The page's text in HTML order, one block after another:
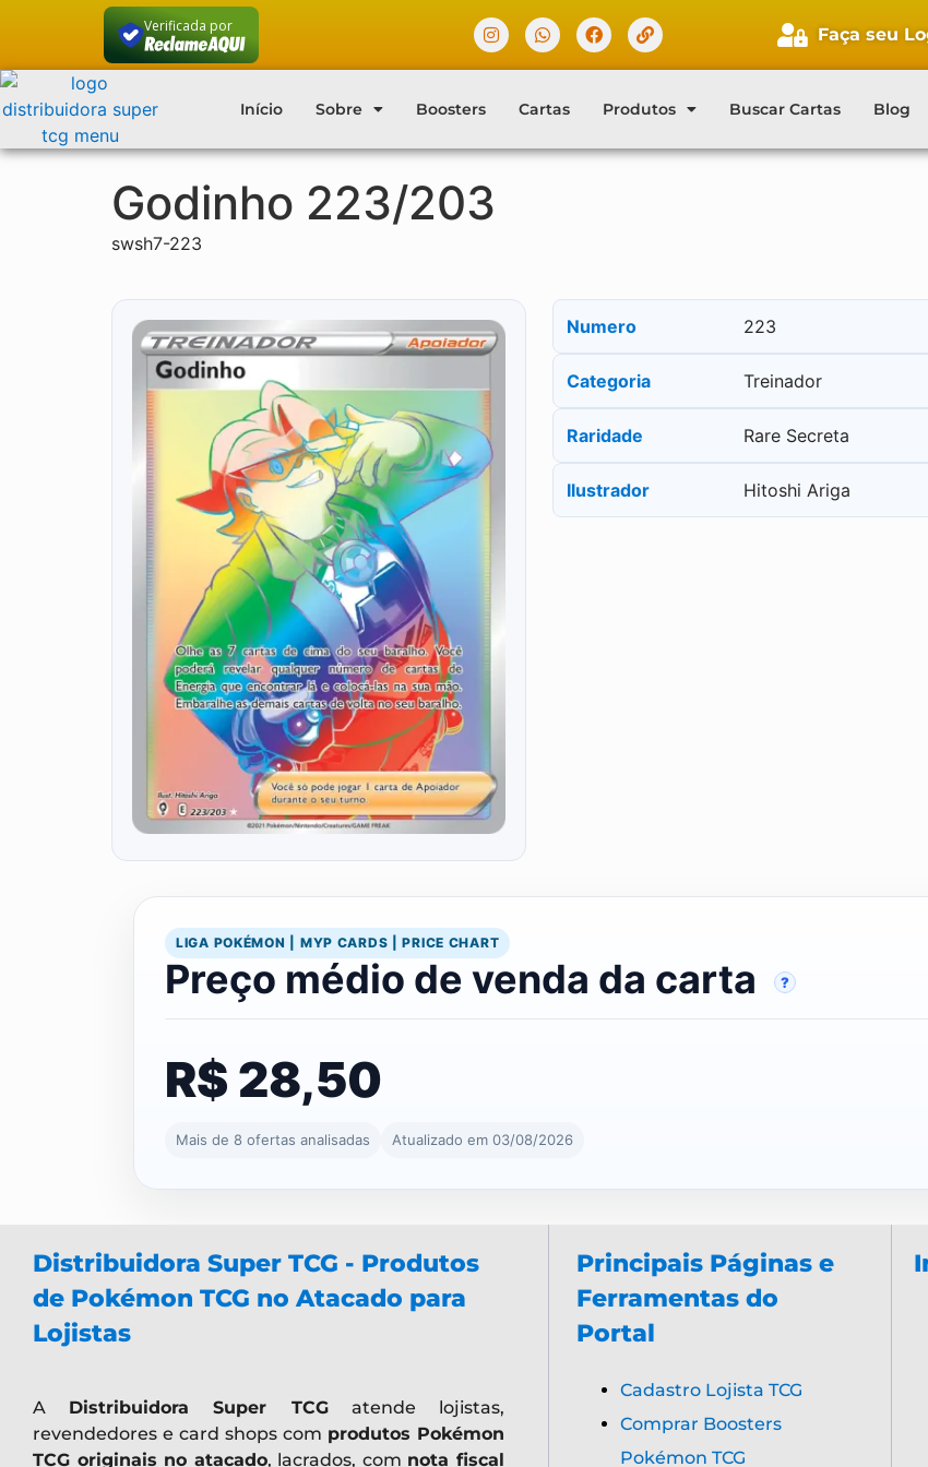
Verificada por Faça seu
Início Sobre Boosters Cartas Produtos Buscar Cartas Blog
Godinho 223/203
swsh7-223
Numero 223
Categoria Treinador
Raridade Rare Secreta
Ilustrador Hitoshi Ariga
LIGA POKÉMON | MYP CARDS | PRICE CHART
Preço médio de venda da carta ?
R$ 28,50
Mais de 8 ofertas analisadas Atualizado em 03/08/2026
Distribuidora Super TCG - Produtos
de Pokémon TCG no Atacado para
Lojistas
A Distribuidora Super TCGatende lojistas,
revendedores e card shops com produtos Pokémon
TCG originais no atacado, lacrados, com nota fiscal
Principais Páginas e
Ferramentas do
Portal
Cadastro Lojista TCG
Comprar Boosters
Pokémon TCG